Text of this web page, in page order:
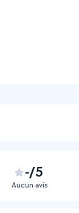
-/5
Aucun avis